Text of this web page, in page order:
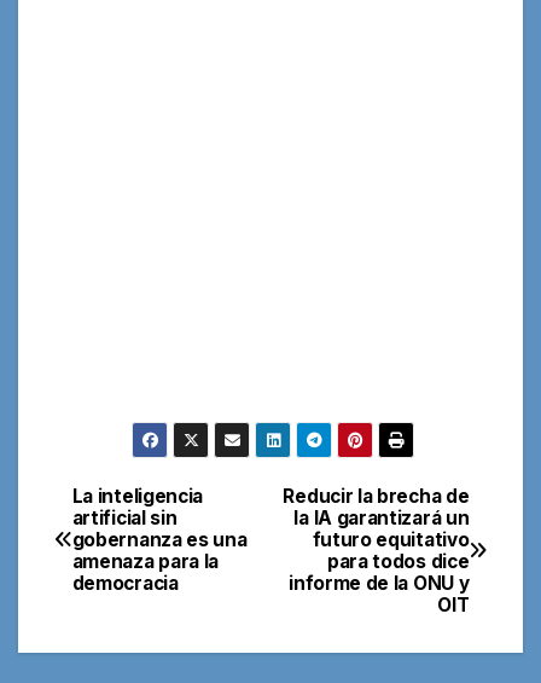
Navegación
de
Reducir la brecha de
la IA garantizará un
futuro equitativo
para todos dice
informe de la ONU y
OIT
La inteligencia
artificial sin
gobernanza es una
amenaza para la
democracia